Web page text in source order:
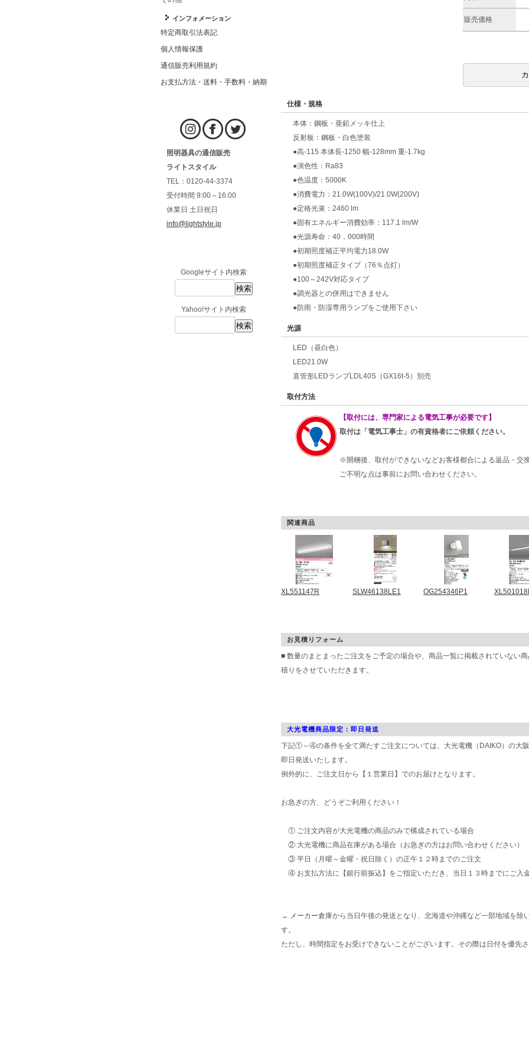
インフォメーション
特定商取引法表記
個人情報保護
通信販売利用規約
お支払方法・送料・手数料・納期
照明器具の通信販売
ライトスタイル
TEL：0120-44-3374
受付時間 9:00～16:00
休業日 土日祝日
info@lightstyle.jp
Googleサイト内検索
Yahoo!サイト内検索
販売価格
仕様・規格
本体：鋼板・亜鉛メッキ仕上
反射板：鋼板・白色塗装
●高-115 本体長-1250 幅-128mm 重-1.7kg
●演色性：Ra83
●色温度：5000K
●消費電力：21.0W(100V)/21.0W(200V)
●定格光束：2460 lm
●固有エネルギー消費効率：117.1 lm/W
●光源寿命：40，000時間
●初期照度補正平均電力18.0W
●初期照度補正タイプ（76％点灯）
●100～242V対応タイプ
●調光器との併用はできません
●防雨・防湿専用ランプをご使用下さい
光源
LED（昼白色）
LED21.0W
直管形LEDランプLDL40S（GX16t-5）別売
取付方法
【取付には、専門家による電気工事が必要です】
取付は「電気工事士」の有資格者にご依頼ください。
※開梱後、取付ができないなどお客様都合による返品・交
ご不明な点は事前にお問い合わせください。
関連商品
XL551147R SLW46138LE1 OG254346P1
お見積りフォーム
■ 数量のまとまったご注文をご予定の場合や、商品一覧に掲載されていない
積りをさせていただきます。
大光電機商品限定：即日発送
下記①～④の条件を全て満たすご注文については、大光電機（DAIKO）の大阪
即日発送いたします。
例外的に、ご注文日から【１営業日】でのお届けとなります。
お急ぎの方、どうぞご利用ください！
① ご注文内容が大光電機の商品のみで構成されている場合
② 大光電機に商品在庫がある場合（お急ぎの方はお問い合わせください）
③ 平日（月曜～金曜・祝日除く）の正午１２時までのご注文
④ お支払方法に【銀行前振込】をご指定いただき、当日１３時までにご入
→ メーカー倉庫から当日午後の発送となり、北海道や沖縄など一部地域を除
す。
ただし、時間指定をお受けできないことがございます。その際は日付を優先さ